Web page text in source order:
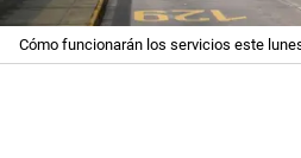
Cómo funcionarán los servicios este